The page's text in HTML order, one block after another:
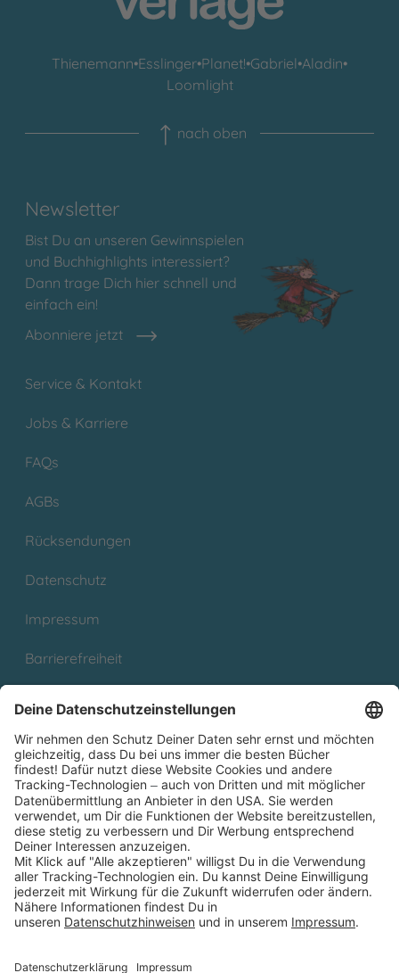
Thienemann•Esslinger•Planet!•Gabriel•Aladin•
Loomlight
nach oben
Newsletter
Bist Du an unseren Gewinnspielen
und Buchhighlights interessiert?
Dann trage Dich hier schnell und
einfach ein!
Abonniere jetzt
Service & Kontakt
Jobs & Karriere
FAQs
AGBs
Rücksendungen
Datenschutz
Impressum
Barrierefreiheit
Partnerprogramm (Affiliate)
Folge uns auf
* Versandkostenfrei ab 9,00 € Bestellwert innerhalb
Deutschlands
** Lieferzeit 1-3 Werktage innerhalb Deutschlands